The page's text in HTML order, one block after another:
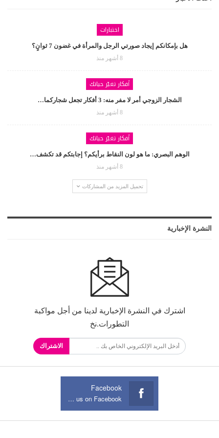
اختبارات
هل بإمكانكم إيجاد صورتي الرجل والمرأة في غضون 7 ثوانٍ؟
8 أشهر منذ
أفكار تغيّر حياتك
الشجار الزوجي أمر لا مفر منه: 3 أفكار تجعل شجاركما…
8 أشهر منذ
أفكار تغيّر حياتك
الوهم البصري: ما هو لون النقاط برأيكم؟ إجابتكم قد تكشف…
8 أشهر منذ
تحميل المزيد من المشاركات
النشرة الإخبارية
اشترك في النشرة الإخبارية لدينا من أجل مواكبة
التطورات.نخ
الاشتراك
Facebook
Join us on Facebook